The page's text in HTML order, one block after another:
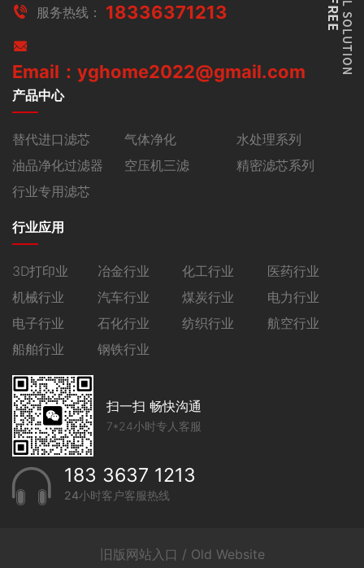
服务热线： 18336371213
Email：yghome2022@gmail.com
产品中心
替代进口滤芯 气体净化
水处理系列
油品净化过滤器
空压机三滤
精密滤芯系列
行业专用滤芯
行业应用
3D打印业 冶金行业 化工行业
医药行业
机械行业
汽车行业 煤炭行业
电力行业
电子行业
石化行业 纺织行业
航空行业
船舶行业
钢铁行业
扫一扫 畅快沟通
7*24小时专人客服
183 3637 1213
24小时客户客服热线
旧版网站入口 / Old Website